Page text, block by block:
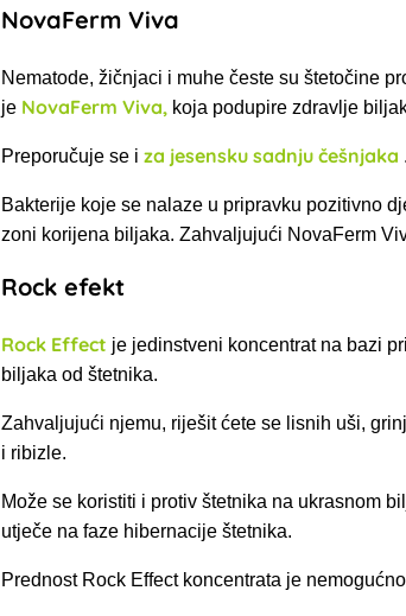
NovaFerm Viva
Nematode, žičnjaci i muhe česte su štetočine
je NovaFerm Viva, koja podupire zdravlje
Preporučuje se i za jesensku sadnju češnjaka .
Bakterije koje se nalaze u pripravku pozitivno
zoni korijena biljaka. Zahvaljujući NovaFerm
Rock efekt
Rock Effect je jedinstveni koncentrat na bazi
biljaka od štetnika.
Zahvaljujući njemu, riješit ćete se lisnih uši,
i ribizle.
Može se koristiti i protiv štetnika na ukrasnom
utječe na faze hibernacije štetnika.
Prednost Rock Effect koncentrata je